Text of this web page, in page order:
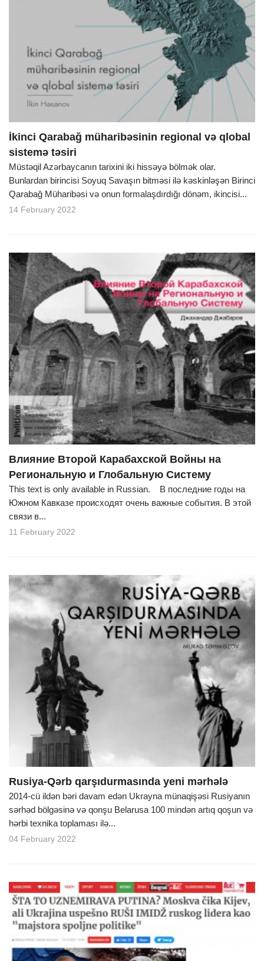
İkinci Qarabağ müharibəsinin regional və qlobal
sistemə təsiri
Müstəqil Azərbaycanın tarixini iki hissəyə bölmək olar.
Bunlardan birincisi Soyuq Savaşın bitməsi ilə kəskinləşən Birinci
Qarabağ Müharibəsi və onun formalaşdırdığı dönəm, ikincisi...
14 February 2022
Влияние Второй Карабахской Войны на
Региональную и Глобальную Систему
This text is only available in Russian. В последние годы на
Южном Кавказе происходят очень важные события. В этой
связи в...
11 February 2022
Rusiya-Qərb qarşıdurmasında yeni mərhələ
2014-cü ildən bəri davam edən Ukrayna münaqişəsi Rusiyanın
sərhəd bölgəsinə və qonşu Belarusa 100 mindən artıq qoşun və
hərbi texnika toplaması ilə...
04 February 2022